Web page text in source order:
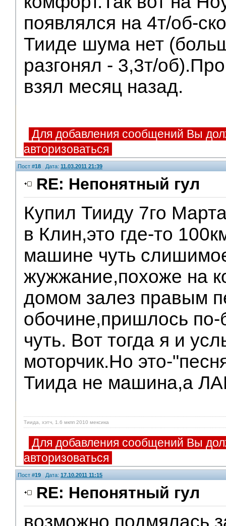
появлялся на 4т/об-
Тииде шума нет
разгонял - 3,3т/
взял месяц назад.
Для добавления сообщений Вы
авторизоваться
Пост #18 Дата: 11.03.2011 21:39
RE: Непонятный гул
Купил Тииду 7го
в Клин,это где-то
машине чуть
жужжание,похоже на
домом залез правым
обочине,пришлось по-
чуть. Вот тогда я и
моторчик.Но это-
Тиида не машина,а
Тиида, хэтч, 1.6 мкпп 2010 мексика
Для добавления сообщений Вы
авторизоваться
Пост #19 Дата: 17.10.2011 11:15
RE: Непонятный гул
возможно подмялась